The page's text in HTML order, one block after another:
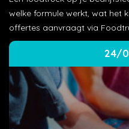
welke formule werkt, wat het
offertes aanvraagt via
24/